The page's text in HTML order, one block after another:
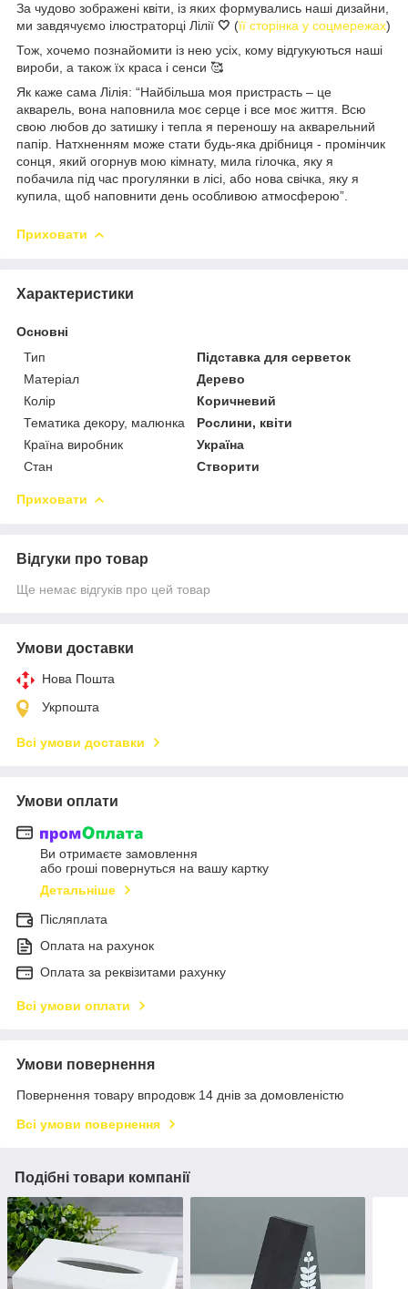
За чудово зображені квіти, із яких формувались наші дизайни,
ми завдячуємо ілюстраторці Лілії 🤍 (її сторінка у соцмережах)
Тож, хочемо познайомити із нею усіх, кому відгукуються наші
вироби, а також їх краса і сенси 🥰
Як каже сама Лілія: “Найбільша моя пристрасть – це
акварель, вона наповнила моє серце і все моє життя. Всю
свою любов до затишку і тепла я переношу на акварельний
папір. Натхненням може стати будь-яка дрібниця - промінчик
сонця, який огорнув мою кімнату, мила гілочка, яку я
побачила під час прогулянки в лісі, або нова свічка, яку я
купила, щоб наповнити день особливою атмосферою”.
Приховати
Характеристики
Основні
Тип
Підставка для серветок
Матеріал
Дерево
Колір
Коричневий
Тематика декору, малюнка
Рослини, квіти
Країна виробник
Україна
Стан
Створити
Приховати
Відгуки про товар
Ще немає відгуків про цей товар
Умови доставки
Нова Пошта
Укрпошта
Всі умови доставки
Умови оплати
Ви отримаєте замовлення
або гроші повернуться на вашу картку
Детальніше
Післяплата
Оплата на рахунок
Оплата за реквізитами рахунку
Всі умови оплати
Умови повернення
Повернення товару впродовж 14 днів за домовленістю
Всі умови повернення
Подібні товари компанії